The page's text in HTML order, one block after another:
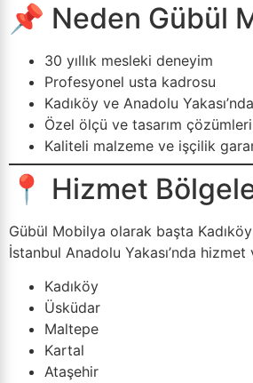
📌 Neden Gübül
30 yıllık mesleki deneyim
Profesyonel usta kadrosu
Kadıköy ve Anadolu
Özel ölçü ve tasarım çözümleri
Kaliteli malzeme ve işçilik
📍 Hizmet
Gübül Mobilya olarak başta
İstanbul Anadolu Yakası’nda
Kadıköy
Üsküdar
Maltepe
Kartal
Ataşehir